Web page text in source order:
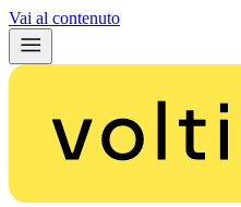
Vai al contenuto